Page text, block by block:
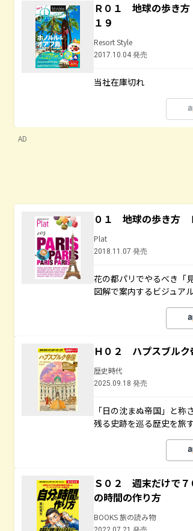
Ｒ０１ 地球の歩き
１９
Resort Style
2017.10.04 発売
当社在庫切れ
AD
０１ 地球の歩き方
Plat
2018.11.07 発売
花の都パリでやるべき「
図解で案内するビジュア
Ｈ０２ ハプスブルク
歴史時代
2025.09.18 発売
「日の沈まぬ帝国」と
残る史跡を巡る歴史を旅
Ｓ０２ 週末だけで７
の時間の作り方
BOOKS 旅の読み物